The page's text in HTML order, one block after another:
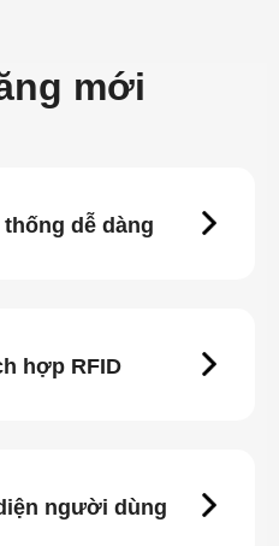
mới
dễ dàng
hợp RFID
người dùng